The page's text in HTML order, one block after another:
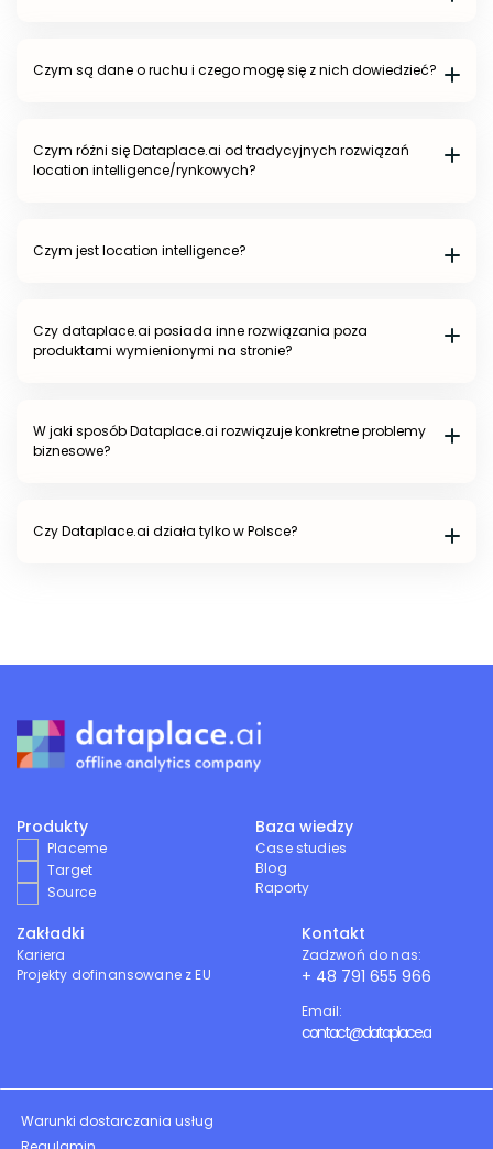
Czym są dane o ruchu i czego mogę się z nich dowiedzieć?
Czym różni sięDataplace.ai od tradycyjnych rozwiązań
location intelligence/rynkowych?
Czym jest location intelligence?
Czydataplace.ai posiada inne rozwiązania poza
produktami wymienionymi na stronie?
W jaki sposóbDataplace.ai rozwiązuje konkretne problemy
biznesowe?
CzyDataplace.ai działa tylko w Polsce?
Produkty
Placeme
Target
Source
Baza wiedzy
Case studies
Blog
Raporty
Zakładki
Kariera
Projekty dofinansowane z EU
Kontakt
Zadzwoń do nas:
+ 48 791 655 966
Email:
contact@dataplace.ai
Warunki dostarczania usług